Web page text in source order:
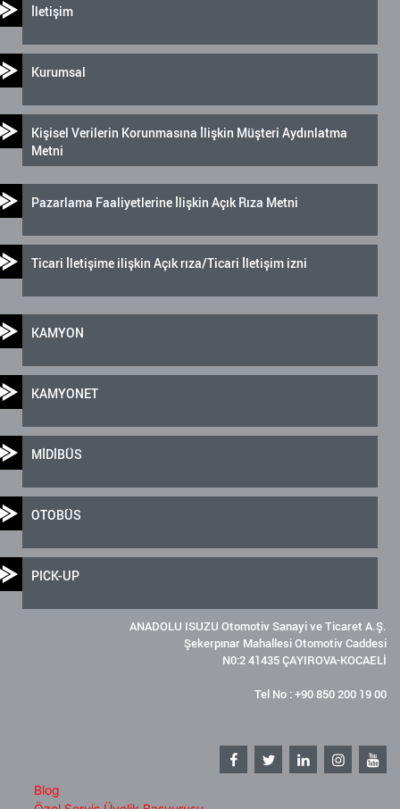
İletişim
Kurumsal
Kişisel Verilerin Korunmasına İlişkin Müşteri Aydınlatma
Metni
Pazarlama Faaliyetlerine İlişkin Açık Rıza Metni
Ticari İletişime ilişkin Açık rıza/Ticari İletişim izni
KAMYON
KAMYONET
MİDİBÜS
OTOBÜS
PICK-UP
ANADOLU ISUZU Otomotiv Sanayi ve Ticaret A.Ş.
Şekerpınar Mahallesi Otomotiv Caddesi
N0:2 41435 ÇAYIROVA-KOCAELİ
Tel No : +90 850 200 19 00
Blog